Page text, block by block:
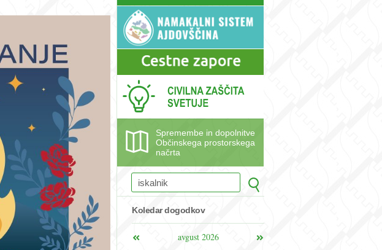
Spremembe in dopolnitve
Občinskega prostorskega
načrta
Koledar dogodkov
avgust 2026